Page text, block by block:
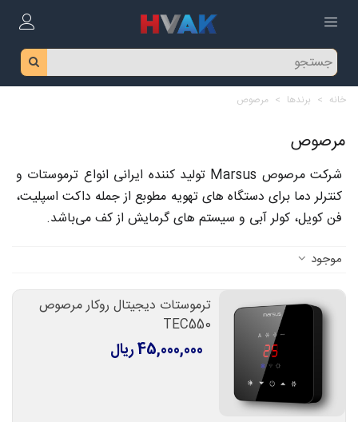
خانه > برندها > مرصوص
مرصوص
شرکت مرصوص Marsus تولید کننده ایرانی انواع ترموستات و
کنترلر دما برای دستگاه های تهویه مطوبع از جمله داکت اسپلیت،
فن کویل، کولر آبی و سیستم های گرمایش از کف می‌باشد.
موجود
ترموستات دیجیتال روکار مرصوص
TEC550
45,000,000 ریال